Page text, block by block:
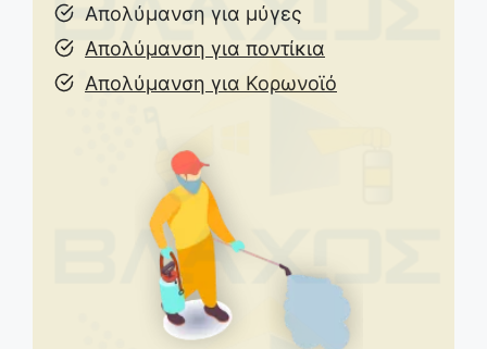
Απολύμανση για μύγες
Απολύμανση για ποντίκια
Απολύμανση για Κορωνοϊό